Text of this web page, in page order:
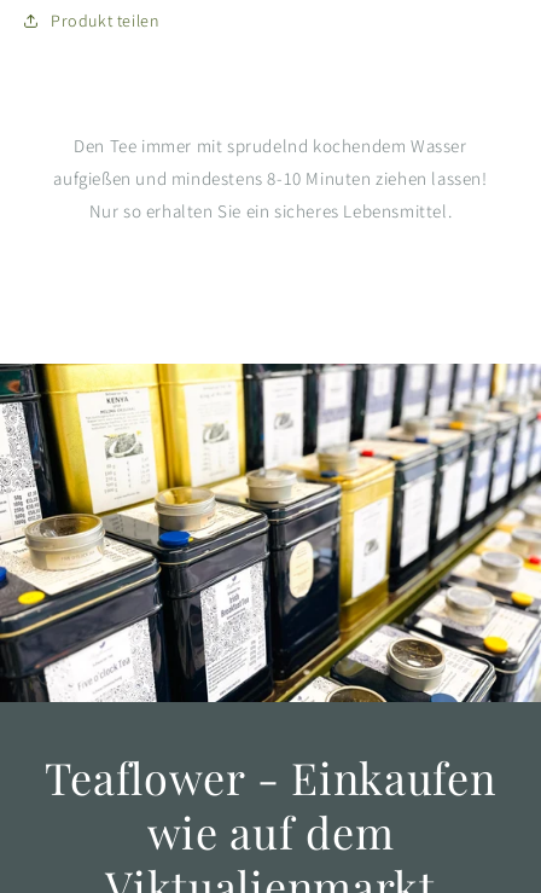
Produkt teilen
Den Tee immer mit sprudelnd kochendem Wasser
aufgießen und mindestens 8-10 Minuten ziehen lassen!
Nur so erhalten Sie ein sicheres Lebensmittel.
Teaflower - Einkaufen
wie auf dem